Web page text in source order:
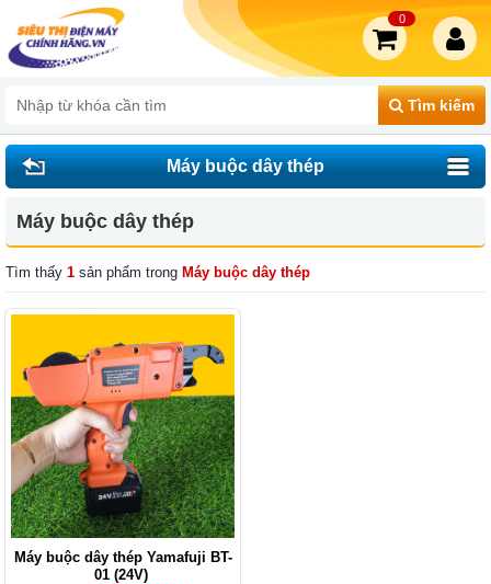
Tìm kiếm
0
Máy buộc dây thép
Máy buộc dây thép
Tìm thấy 1 sản phẩm trong Máy buộc dây thép
Máy buộc dây thép Yamafuji BT-
01 (24V)